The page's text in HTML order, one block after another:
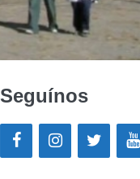
Seguínos